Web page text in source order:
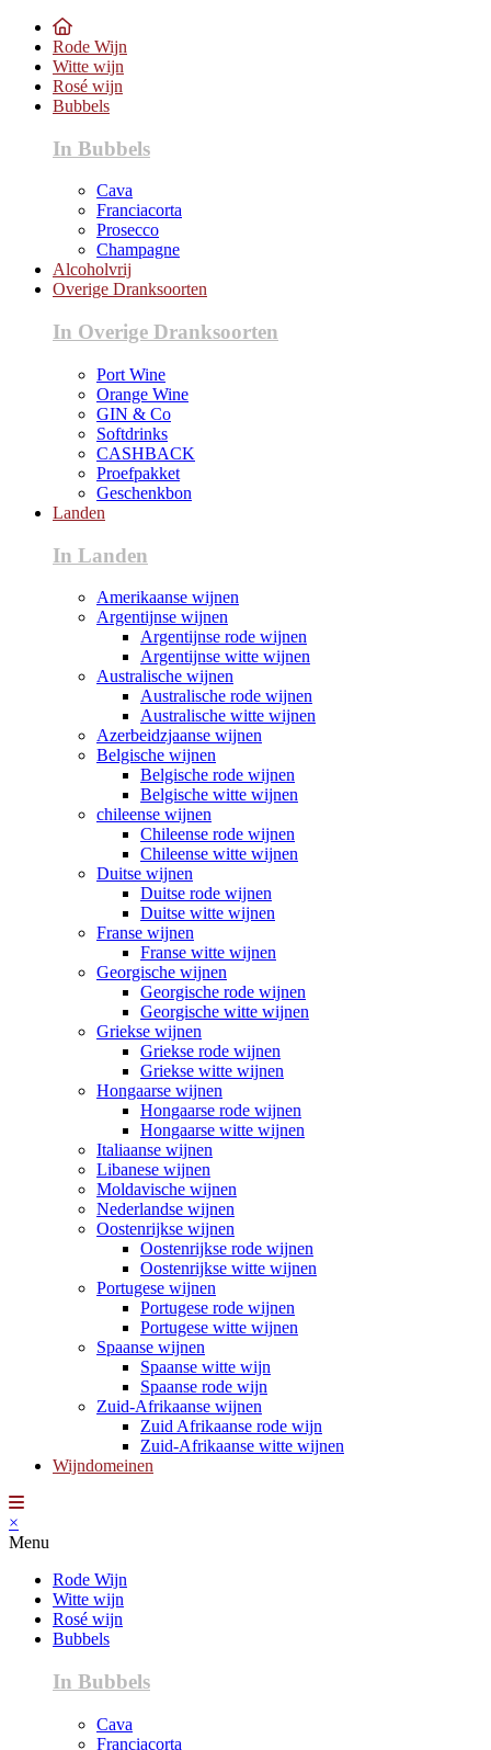
Rode Wijn
Witte wijn
Rosé wijn
Bubbels
In Bubbels
Cava
Franciacorta
Prosecco
Champagne
Alcoholvrij
Overige Dranksoorten
In Overige Dranksoorten
Port Wine
Orange Wine
GIN & Co
Softdrinks
CASHBACK
Proefpakket
Geschenkbon
Landen
In Landen
Amerikaanse wijnen
Argentijnse wijnen
Argentijnse rode wijnen
Argentijnse witte wijnen
Australische wijnen
Australische rode wijnen
Australische witte wijnen
Azerbeidzjaanse wijnen
Belgische wijnen
Belgische rode wijnen
Belgische witte wijnen
chileense wijnen
Chileense rode wijnen
Chileense witte wijnen
Duitse wijnen
Duitse rode wijnen
Duitse witte wijnen
Franse wijnen
Franse witte wijnen
Georgische wijnen
Georgische rode wijnen
Georgische witte wijnen
Griekse wijnen
Griekse rode wijnen
Griekse witte wijnen
Hongaarse wijnen
Hongaarse rode wijnen
Hongaarse witte wijnen
Italiaanse wijnen
Libanese wijnen
Moldavische wijnen
Nederlandse wijnen
Oostenrijkse wijnen
Oostenrijkse rode wijnen
Oostenrijkse witte wijnen
Portugese wijnen
Portugese rode wijnen
Portugese witte wijnen
Spaanse wijnen
Spaanse witte wijn
Spaanse rode wijn
Zuid-Afrikaanse wijnen
Zuid Afrikaanse rode wijn
Zuid-Afrikaanse witte wijnen
Wijndomeinen
×
Menu
Rode Wijn
Witte wijn
Rosé wijn
Bubbels
In Bubbels
Cava
Franciacorta